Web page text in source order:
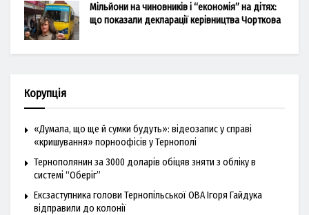
Мільйони на чиновників і “економія” на дітях:
що показали декларації керівництва Чорткова
Корупція
«Думала, що ще й сумки будуть»: відеозапис у справі
«кришування» порноофісів у Тернополі
Тернополянин за 3000 доларів обіцяв зняти з обліку в
системі “Оберіг”
Ексзаступника голови Тернопільської ОВА Ігоря Гайдука
відправили до колонії